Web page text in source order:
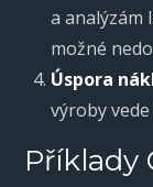
a analýzám
možné
Úspora
výroby
Příklady